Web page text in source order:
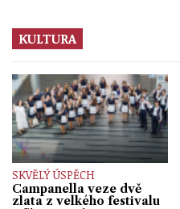
KULTURA
SKVĚLÝ ÚSPĚCH
Campanella veze dvě
zlata z velkého festivalu